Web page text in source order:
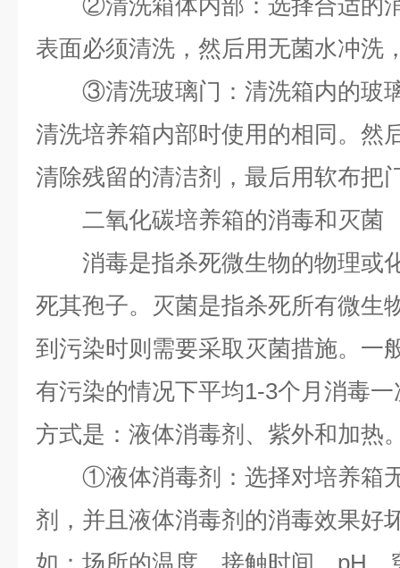
②清洗箱体内部：选择合适的消
表面必须清洗，然后用无菌水冲洗
③清洗玻璃门：清洗箱内的玻璃
清洗培养箱内部时使用的相同。然
清除残留的清洁剂，最后用软布把
二氧化碳培养箱的消毒和灭菌
消毒是指杀死微生物的物理或
死其孢子。灭菌是指杀死所有微生
到污染时则需要采取灭菌措施。一
有污染的情况下平均1-3个月消毒
方式是：液体消毒剂、紫外和加热
①液体消毒剂：选择对培养箱
剂，并且液体消毒剂的消毒效果好
如：场所的温度、接触时间、pH